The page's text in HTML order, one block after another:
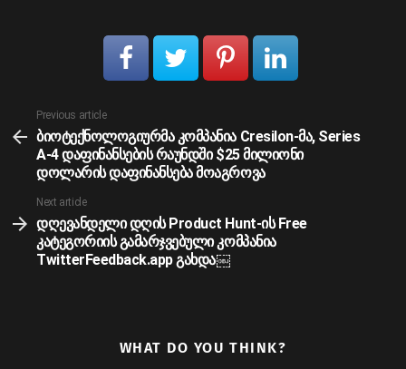
more
Previous article
ბიოტექნოლოგიურმა კომპანია Cresilon-მა, Series
A-4 დაფინანსების რაუნდში $25 მილიონი
დოლარის დაფინანსება მოაგროვა
Next article
დღევანდელი დღის Product Hunt-ის Free
კატეგორიის გამარჯვებული კომპანია
TwitterFeedback.app გახდა￼
WHAT DO YOU THINK?